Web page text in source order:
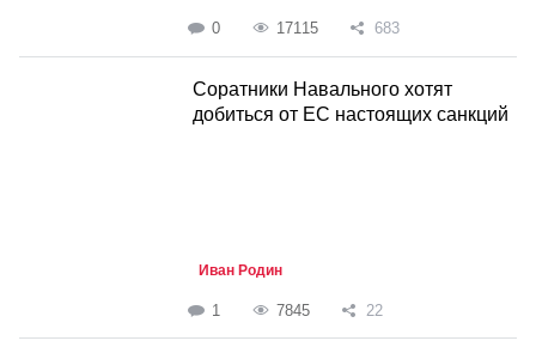
0 17115 683
Соратники Навального хотят
добиться от ЕС настоящих санкций
Иван Родин
1 7845 22